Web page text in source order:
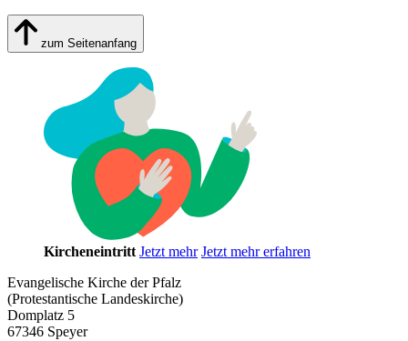
zum Seitenanfang
Kircheneintritt Jetzt mehr Jetzt mehr erfahren
Evangelische Kirche der Pfalz
(Protestantische Landeskirche)
Domplatz 5
67346 Speyer